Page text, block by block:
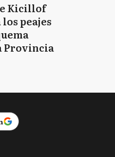
Kicillof
peajes
Provincia